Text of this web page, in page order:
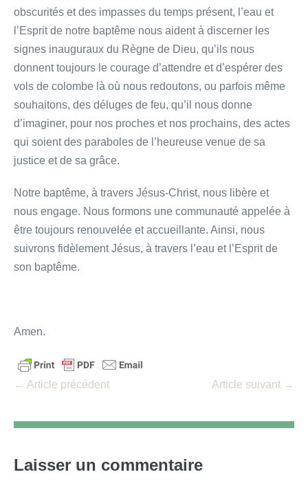
obscurités et des impasses du temps présent, l’eau et
l’Esprit de notre baptême nous aident à discerner les
signes inauguraux du Règne de Dieu, qu’ils nous
donnent toujours le courage d’attendre et d’espérer des
vols de colombe là où nous redoutons, ou parfois même
souhaitons, des déluges de feu, qu’il nous donne
d’imaginer, pour nos proches et nos prochains, des actes
qui soient des paraboles de l’heureuse venue de sa
justice et de sa grâce.
Notre baptême, à travers Jésus-Christ, nous libère et
nous engage. Nous formons une communauté appelée à
être toujours renouvelée et accueillante. Ainsi, nous
suivrons fidèlement Jésus, à travers l’eau et l’Esprit de
son baptême.
Amen.
Navigation
← Article précédent Article suivant →
Laisser un commentaire